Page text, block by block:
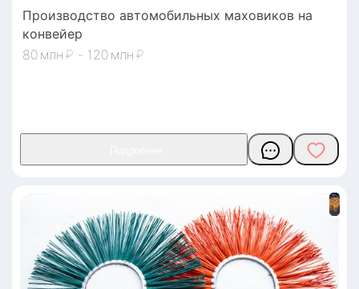
Производство автомобильных маховиков на
конвейер
80
₽ - 120 ₽